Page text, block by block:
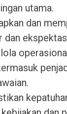
utama.
dan
dan